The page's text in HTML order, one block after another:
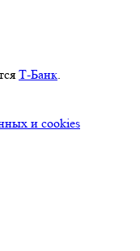
Т-Банк.
и cookies